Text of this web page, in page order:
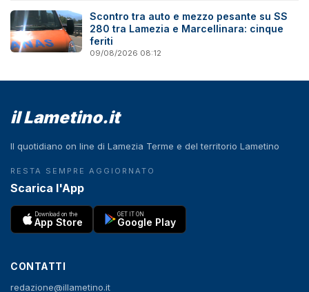
Scontro tra auto e mezzo pesante su SS
280 tra Lamezia e Marcellinara: cinque
feriti
09/08/2026 08:12
il Lametino.it
Il quotidiano on line di Lamezia Terme e del territorio Lametino
RESTA SEMPRE AGGIORNATO
Scarica l'App
Download on the
App Store
GET IT ON
Google Play
CONTATTI
redazione@illametino.it